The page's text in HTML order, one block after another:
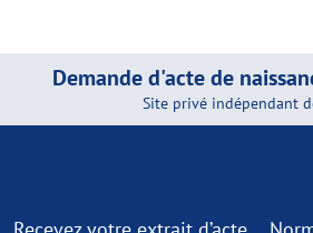
Demande d'acte de
Site privé indépendant